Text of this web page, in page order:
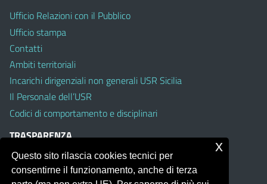
Ufficio Relazioni con il Pubblico
Ufficio stampa
Contatti
Ambiti territoriali
Incarichi dirigenziali non generali USR Sicilia
Il Personale dell’USR
Codici di comportamento e disciplinari
TRASPARENZA
Albo on line
Amministrazione Trasparente
Questo sito rilascia cookies tecnici per
consentirne il funzionamento, anche di terza
x